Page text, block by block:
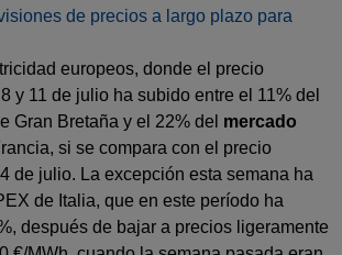
europeos, donde el precio
y 11 de julio ha subido entre el 11% del
Gran Bretaña y el 22% del mercado
si se compara con el precio
de julio. La excepción esta semana ha
de Italia, que en este período ha
después de bajar a precios ligeramente